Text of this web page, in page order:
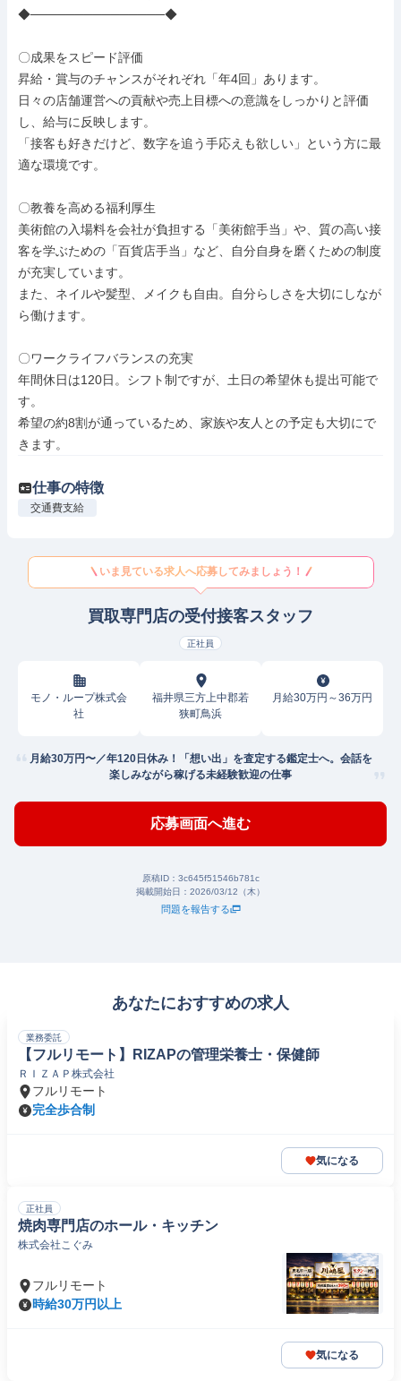
◆───────────────◆
〇成果をスピード評価
昇給・賞与のチャンスがそれぞれ「年4回」あります。
日々の店舗運営への貢献や売上目標への意識をしっかりと評価
し、給与に反映します。
「接客も好きだけど、数字を追う手応えも欲しい」という方に最
適な環境です。
〇教養を高める福利厚生
美術館の入場料を会社が負担する「美術館手当」や、質の高い接
客を学ぶための「百貨店手当」など、自分自身を磨くための制度
が充実しています。
また、ネイルや髪型、メイクも自由。自分らしさを大切にしなが
ら働けます。
〇ワークライフバランスの充実
年間休日は120日。シフト制ですが、土日の希望休も提出可能で
す。
希望の約8割が通っているため、家族や友人との予定も大切にで
きます。
仕事の特徴
交通費支給
いま見ている求人へ応募してみましょう！
買取専門店の受付接客スタッフ
正社員
モノ・ループ株式会
社
福井県三方上中郡若
狭町鳥浜
月給30万円～36万円
月給30万円〜／年120日休み！「想い出」を査定する鑑定士へ。会話を
楽しみながら稼げる未経験歓迎の仕事
応募画面へ進む
原稿ID： 3c645f51546b781c
掲載開始日： 2026/03/12（木）
問題を報告する
あなたにおすすめの求人
業務委託
【フルリモート】RIZAPの管理栄養士・保健師
ＲＩＺＡＰ株式会社
フルリモート
完全歩合制
気になる
正社員
焼肉専門店のホール・キッチン
株式会社こぐみ
フルリモート
時給30万円以上
気になる